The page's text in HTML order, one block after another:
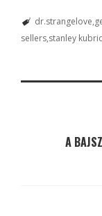
dr.strangelove
sellers stanley
A